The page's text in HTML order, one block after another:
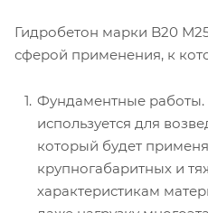
Гидробетон марки B20
сферой применения, к
Фундаментные
используется для
который будет
крупногабаритных и
характеристикам